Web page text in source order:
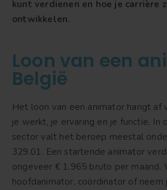
kunt verdienen en hoe je carrière
ontwikkelen.
Loon van een
België
Het loon van een animator hangt af
je werkt, je ervaring en je functie. In
sector valt het beroep meestal
329.01. Een startende animator
ongeveer € 1.965 bruto per maand.
hoofdanimator, coördinator of neem